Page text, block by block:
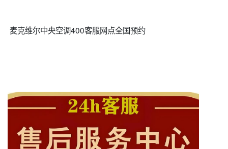
麦克维尔中央空调400客服网点全国预约